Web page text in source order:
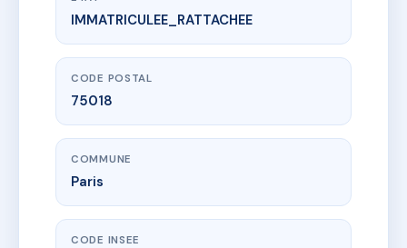
www.vme.plus/AG1559376
69 rue doudeauville
69 r doudeauville
IMMATRICULEE_RATTACHEE
CODE POSTAL
75018
COMMUNE
Paris
CODE INSEE